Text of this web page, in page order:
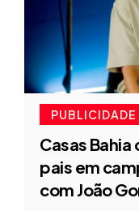
PUBLICIDADE
Casas
pais em
com João